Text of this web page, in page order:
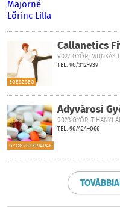
EGÉSZSÉG
Callanetics
9027 GYŐR, MUNKÁS
TEL: 96/312-939
GYÓGYSZERTÁRAK
Adyvárosi
9023 GYŐR, TIHANYI
TEL: 96/424–066